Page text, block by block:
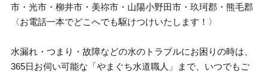
市・光市・柳井市・美祢市・山陽小野田市・玖珂郡・熊毛郡
〈お電話一本でどこへでも駆けつけいたします！〉
水漏れ・つまり・故障などの水のトラブルにお困りの時は、
365日お伺い可能な「やまぐち水道職人」まで、いつでもご